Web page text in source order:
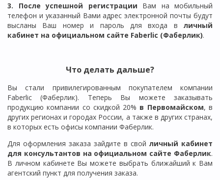
3. После успешной регистрации Вам на мобильный
телефон и указанный Вами адрес электронной почты будут
высланы Ваш номер и пароль для входа в личный
кабинет на официальном сайте Faberlic (Фаберлик).
Что делать дальше?
Вы стали привилегированным покупателем компании
Faberlic (Фаберлик). Теперь Вы можете заказывать
продукцию компании со скидкой 20% в Первомайском, в
других регионах и городах России, а также в других странах,
в которых есть офисы компании Фаберлик.
Для оформления заказа зайдите в свой личный кабинет
для консультантов на официальном сайте Фаберлик.
В личном кабинете Вы можете выбрать ближайший к Вам
агентский пункт для получения заказа.